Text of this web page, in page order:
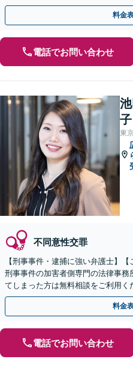
料金
電話でお問い合わせ
子
東
不同意性交罪
【刑事事件・逮捕に強い弁護士】
刑事事件の加害者側専門の法律事
てしまった方は無料相談をご利用
対応】【弁護士待機中/当日中の電
料金
電話でお問い合わせ